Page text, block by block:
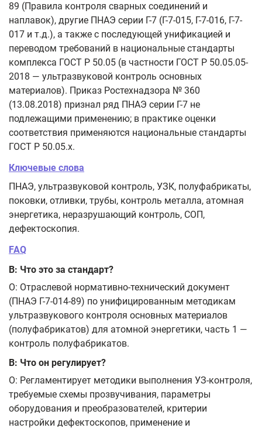
89 (Правила контроля сварных соединений и
наплавок), другие ПНАЭ серии Г-7 (Г-7-015, Г-7-016, Г-7-
017 и т.д.), а также с последующей унификацией и
переводом требований в национальные стандарты
комплекса ГОСТ Р 50.05 (в частности ГОСТ Р 50.05.05-
2018 — ультразвуковой контроль основных
материалов). Приказ Ростехнадзора № 360
(13.08.2018) признал ряд ПНАЭ серии Г-7 не
подлежащими применению; в практике оценки
соответствия применяются национальные стандарты
ГОСТ Р 50.05.x.
Ключевые слова
ПНАЭ, ультразвуковой контроль, УЗК, полуфабрикаты,
поковки, отливки, трубы, контроль металла, атомная
энергетика, неразрушающий контроль, СОП,
дефектоскопия.
FAQ
В: Что это за стандарт?
О: Отраслевой нормативно‑технический документ
(ПНАЭ Г-7-014-89) по унифицированным методикам
ультразвукового контроля основных материалов
(полуфабрикатов) для атомной энергетики, часть 1 —
контроль полуфабрикатов.
В: Что он регулирует?
О: Регламентирует методики выполнения УЗ‑контроля,
требуемые схемы прозвучивания, параметры
оборудования и преобразователей, критерии
настройки дефектоскопов, применение и